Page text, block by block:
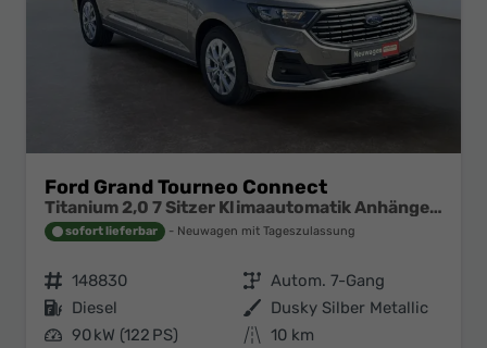
Ford Grand Tourneo Connect
Titanium 2,0 7 Sitzer Klimaautomatik Anhängerkupplung Sitzheizung Einparkhilfe Kamera 17 Zoll Leichtmetall ACC
sofort lieferbar Neuwagen mit Tageszulassung
Fahrzeugnr. 148830 Getriebe Autom. 7-Gang
Kraftstoff Diesel Außenfarbe Dusky Silber Metallic
Leistung 90 kW (122 PS) Kilometerstand 10 km